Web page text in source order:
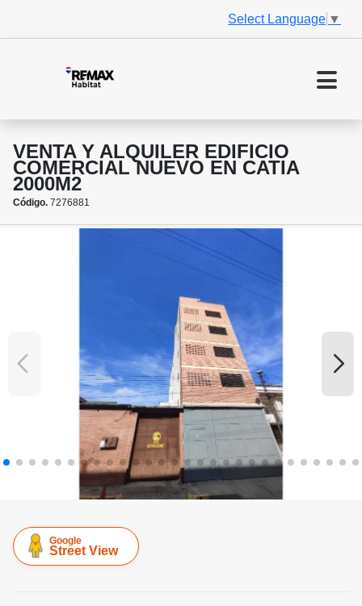
Select Language ▼
VENTA Y ALQUILER EDIFICIO
COMERCIAL NUEVO EN CATIA
2000M2
Código. 7276881
Google
Street View